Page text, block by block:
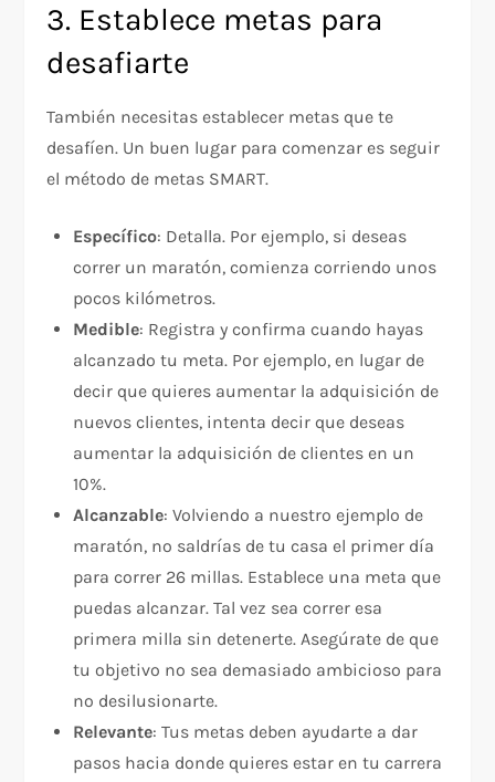
3. Establece metas para
desafiarte
También necesitas establecer metas que te
desafíen. Un buen lugar para comenzar es seguir
el método de metas SMART.
Específico: Detalla. Por ejemplo, si deseas
correr un maratón, comienza corriendo unos
pocos kilómetros.
Medible: Registra y confirma cuando hayas
alcanzado tu meta. Por ejemplo, en lugar de
decir que quieres aumentar la adquisición de
nuevos clientes, intenta decir que deseas
aumentar la adquisición de clientes en un
10%.
Alcanzable: Volviendo a nuestro ejemplo de
maratón, no saldrías de tu casa el primer día
para correr 26 millas. Establece una meta que
puedas alcanzar. Tal vez sea correr esa
primera milla sin detenerte. Asegúrate de que
tu objetivo no sea demasiado ambicioso para
no desilusionarte.
Relevante: Tus metas deben ayudarte a dar
pasos hacia donde quieres estar en tu carrera